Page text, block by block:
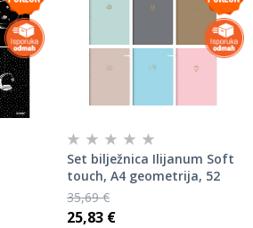
Set bilježnica Ilijanum Soft
touch, A4 geometrija, 52
listova, meki uvez, 10 KOM
35,69 €
25,83 €